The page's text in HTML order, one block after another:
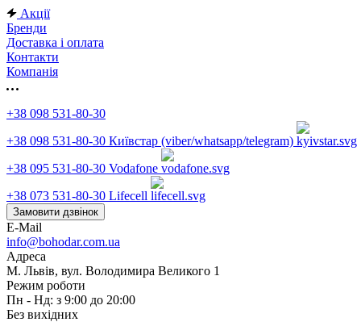
Акції
Бренди
Доставка і оплата
Контакти
Компанія
+38 098 531-80-30
+38 098 531-80-30 Київстар (viber/whatsapp/telegram)
+38 095 531-80-30 Vodafone
+38 073 531-80-30 Lifecell
Замовити дзвінок
E-Mail
info@bohodar.com.ua
Адреса
М. Львів, вул. Володимира Великого 1
Режим роботи
Пн - Нд: з 9:00 до 20:00
Без вихідних